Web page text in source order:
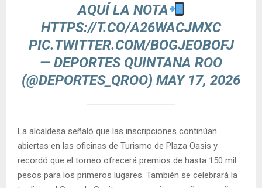
AQUÍ LA NOTA
HTTPS://T.CO/A26WACJMXC
PIC.TWITTER.COM/BOGJEOBOFJ
— DEPORTES QUINTANA ROO
(@DEPORTES_QROO) MAY 17, 2026
La alcaldesa señaló que las inscripciones continúan
abiertas en las oficinas de Turismo de Plaza Oasis y
recordó que el torneo ofrecerá premios de hasta 150 mil
pesos para los primeros lugares. También se celebrará la